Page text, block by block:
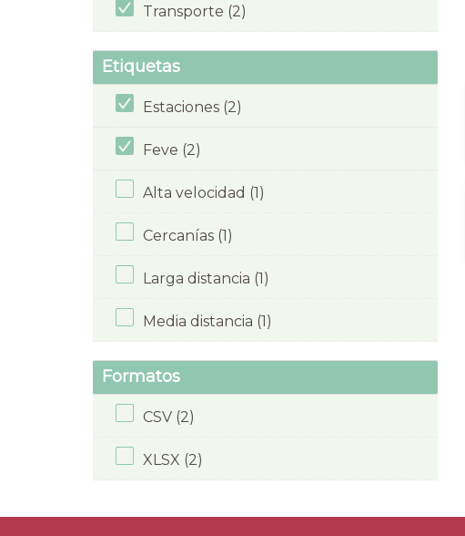
Transporte (2)
Etiquetas
Estaciones (2)
Feve (2)
Alta velocidad (1)
Cercanías (1)
Larga distancia (1)
Media distancia (1)
Formatos
CSV (2)
XLSX (2)